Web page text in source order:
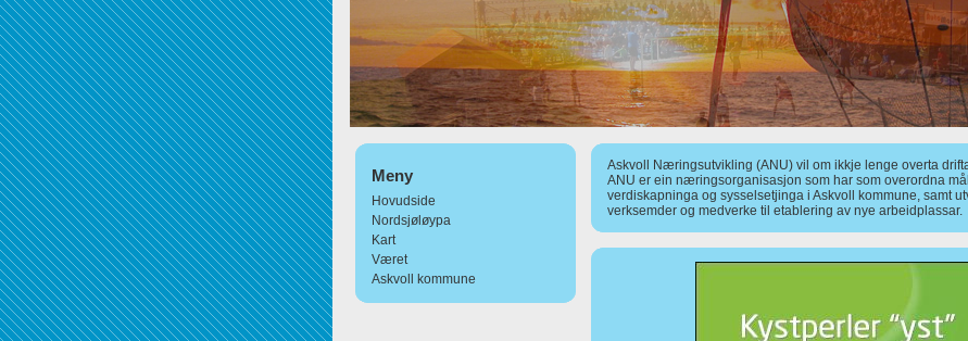
Meny
Hovudside
Nordsjøløypa
Kart
Været
Askvoll kommune
Askvoll Næringsutvikling (ANU) vil om ikkje lenge overta
ANU er ein næringsorganisasjon som har som overordna
verdiskapninga og sysselsetjinga i Askvoll kommune, samt
verksemder og medverke til etablering av nye arbeidplassar.